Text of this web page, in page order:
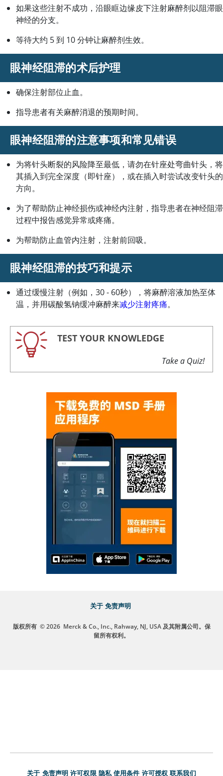
如果这些注射不成功，沿眼眶边缘皮下注射麻醉剂以阻滞眼
神经的分支。
等待大约 5 到 10 分钟让麻醉剂生效。
眼神经阻滞的术后护理
确保注射部位止血。
指导患者有关麻醉消退的预期时间。
眼神经阻滞的注意事项和常见错误
为将针头断裂的风险降至最低，请勿在针座处弯曲针头，将
其插入到完全深度（即针座），或在插入时尝试改变针头的
方向。
为了帮助防止神经损伤或神经内注射，指导患者在神经阻滞
过程中报告感觉异常或疼痛。
为帮助防止血管内注射，注射前回吸。
眼神经阻滞的技巧和提示
通过缓慢注射（例如，30 - 60秒），将麻醉溶液加热至体
温，并用碳酸氢钠缓冲麻醉来减少注射疼痛。
TEST YOUR KNOWLEDGE
Take a Quiz!
关于 免责声明
版权所有 © 2026 Merck & Co., Inc., Rahway, NJ, USA 及其附属公司。保
留所有权利。
关于 免责声明 许可权限 隐私 使用条件 许可授权 联系我们